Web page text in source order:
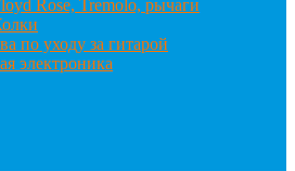
Rose, Tremolo, рычаги
по уходу за гитарой
электроника